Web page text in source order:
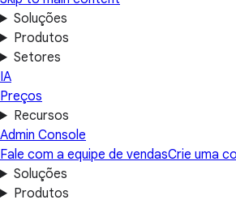
Soluções
Produtos
Setores
IA
Preços
Recursos
Admin Console
Fale com a equipe de vendasCrie uma
Soluções
Produtos